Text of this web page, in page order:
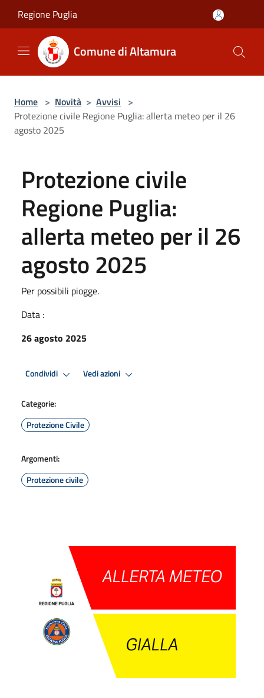
Regione Puglia
Comune di Altamura
Home > Novità > Avvisi >
Protezione civile Regione Puglia: allerta meteo per il 26
agosto 2025
Protezione civile
Regione Puglia:
allerta meteo per il 26
agosto 2025
Per possibili piogge.
Data :
26 agosto 2025
Condividi Vedi azioni
Categorie:
Protezione Civile
Argomenti:
Protezione civile